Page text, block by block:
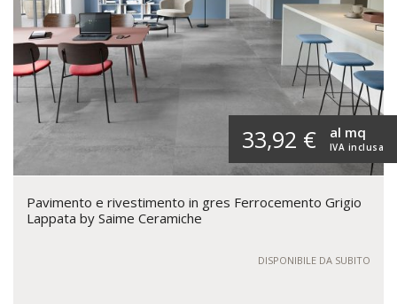
33,92 € IVA inclusa
al mq
Pavimento e rivestimento in gres Ferrocemento Grigio
Lappata by Saime Ceramiche
DISPONIBILE DA SUBITO